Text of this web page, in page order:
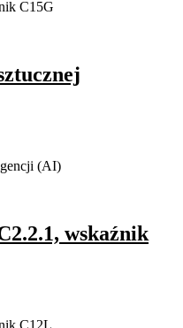
C15G
(AI)
wskaźnik
C12L